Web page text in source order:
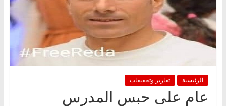
الرئيسية تقارير وتحقيقات
عام على حبس المدرس